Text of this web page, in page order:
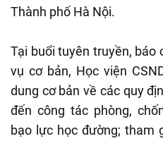
Thành phố Hà Nội.
Tại buổi tuyên truyền, báo
vụ cơ bản, Học viện
dung cơ bản về các quy
đến công tác phòng,
bạo lực học đường; tham